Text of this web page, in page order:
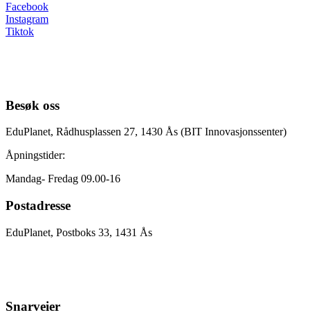
Facebook
Instagram
Tiktok
Besøk oss
EduPlanet, Rådhusplassen 27, 1430 Ås (BIT Innovasjonssenter)
Åpningstider:
Mandag- Fredag 09.00-16
Postadresse
EduPlanet, Postboks 33, 1431 Ås
Snarveier